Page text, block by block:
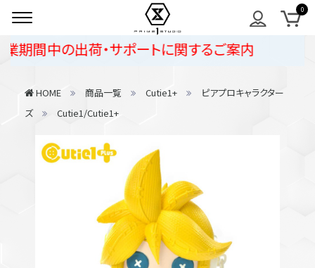
中の出荷・サポートに関するご案内
HOME 商品一覧 Cutie1+
ピアプロキャラクター
ズ
Cutie1/Cutie1+